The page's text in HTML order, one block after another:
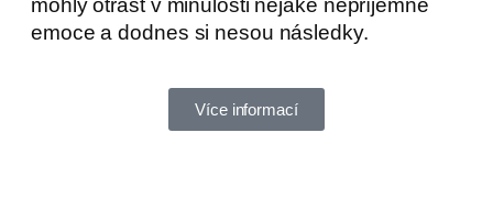
emoce a dodnes si nesou následky.
Více informací